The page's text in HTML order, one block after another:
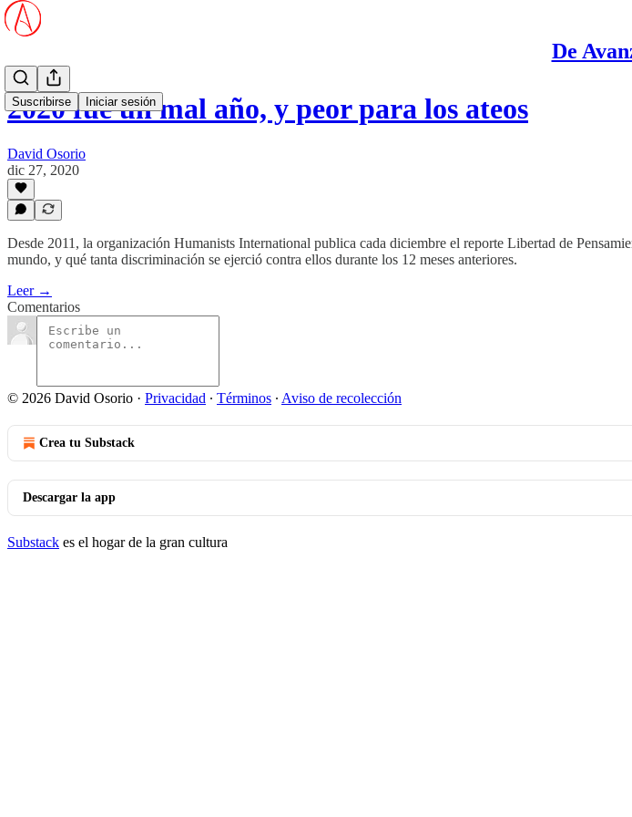
De
Suscribirse Iniciar sesión
2020 fue un mal año, y peor para los ateos
David Osorio
dic 27, 2020
Desde 2011, la organización Humanists International publica cada diciembre el reporte Libertad de
mundo, y qué tanta discriminación se ejerció contra ellos durante los 12 meses anteriores.
Leer →
Comentarios
© 2026 David Osorio · Privacidad ∙ Términos ∙ Aviso de recolección
Crea tu Substack
Descargar la app
Substack es el hogar de la gran cultura